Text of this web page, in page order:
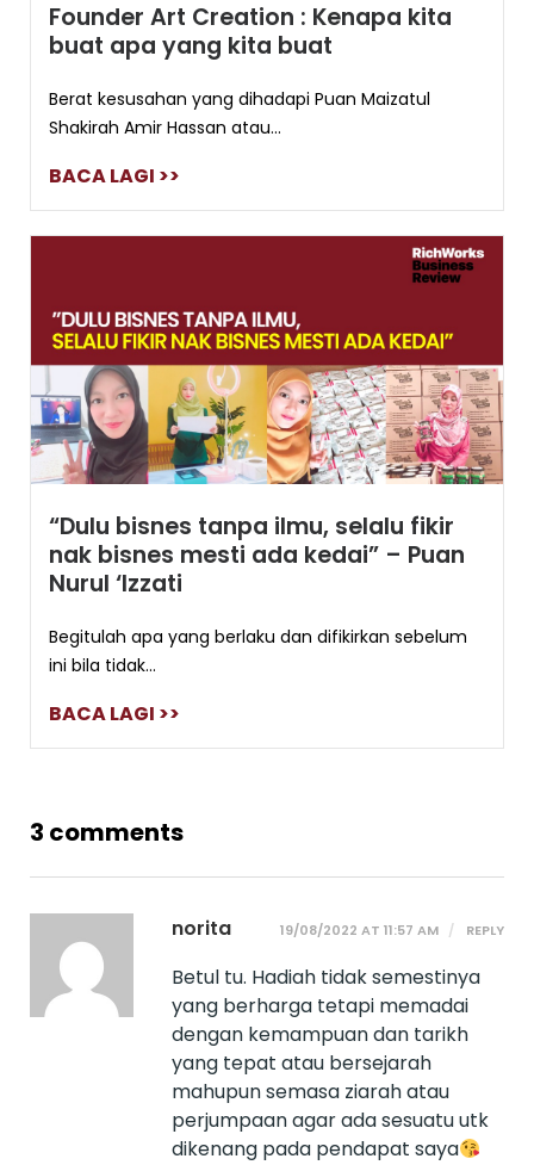
Founder Art Creation : Kenapa kita
buat apa yang kita buat
Berat kesusahan yang dihadapi Puan Maizatul
Shakirah Amir Hassan atau...
BACA LAGI >>
“Dulu bisnes tanpa ilmu, selalu fikir
nak bisnes mesti ada kedai” – Puan
Nurul ‘Izzati
Begitulah apa yang berlaku dan difikirkan sebelum
ini bila tidak...
BACA LAGI >>
3 comments
norita 19/08/2022 AT 11:57 AM REPLY
Betul tu. Hadiah tidak semestinya
yang berharga tetapi memadai
dengan kemampuan dan tarikh
yang tepat atau bersejarah
mahupun semasa ziarah atau
perjumpaan agar ada sesuatu utk
dikenang pada pendapat saya